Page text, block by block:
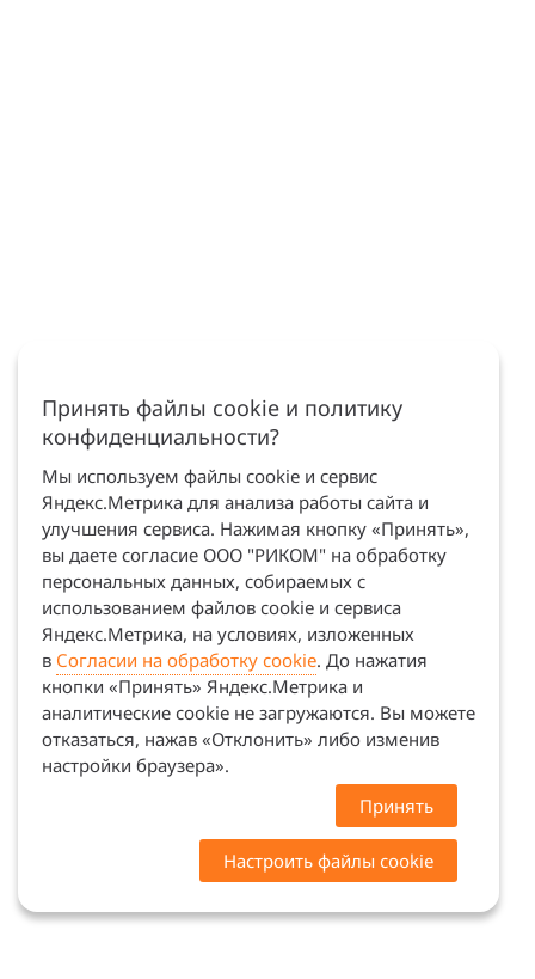
Принять файлы cookie и политику
конфиденциальности?
Мы используем файлы cookie и сервис
Яндекс.Метрика для анализа работы сайта и
улучшения сервиса. Нажимая кнопку «Принять»,
вы даете согласие ООО "РИКОМ" на обработку
персональных данных, собираемых с
использованием файлов cookie и сервиса
Яндекс.Метрика, на условиях, изложенных
в Согласии на обработку cookie. До нажатия
кнопки «Принять» Яндекс.Метрика и
аналитические cookie не загружаются. Вы можете
отказаться, нажав «Отклонить» либо изменив
настройки браузера».
Принять
Настроить файлы cookie